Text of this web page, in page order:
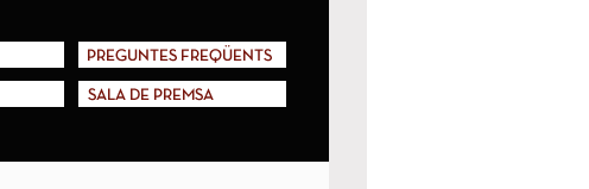
PREGUNTES FREQÜENTS
SALA DE PREMSA